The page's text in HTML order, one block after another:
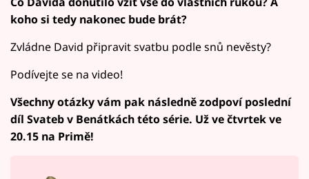
koho si tedy nakonec bude brát?
Zvládne David připravit svatbu podle snů nevěsty?
Podívejte se na video!
Všechny otázky vám pak následně zodpoví poslední
díl Svateb v Benátkách této série. Už ve čtvrtek ve
20.15 na Primě!